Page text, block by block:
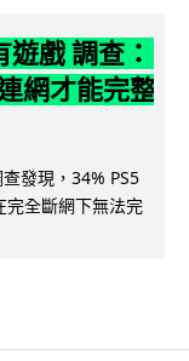
戲 調查：
網才能完整
發現，34% PS5
完全斷網下無法完